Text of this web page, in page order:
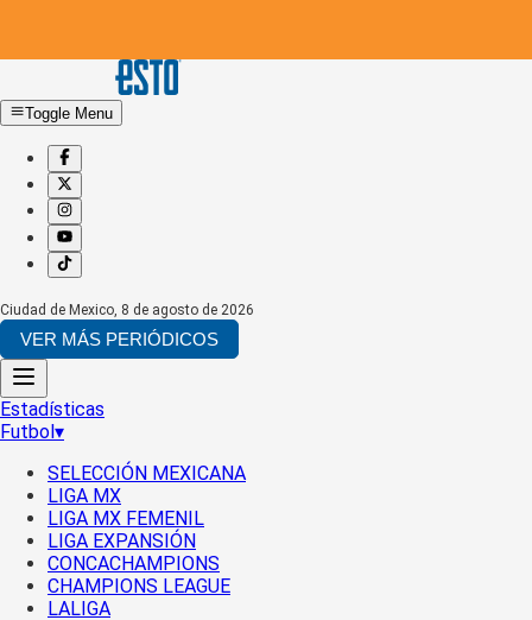
Toggle Menu
Ciudad de Mexico, 8 de agosto de 2026
VER MÁS PERIÓDICOS
Estadísticas
Futbol▾
SELECCIÓN MEXICANA
LIGA MX
LIGA MX FEMENIL
LIGA EXPANSIÓN
CONCACHAMPIONS
CHAMPIONS LEAGUE
LALIGA